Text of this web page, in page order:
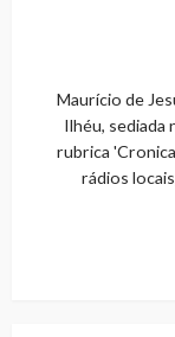
Maurício de
Ilhéu, sediada
rubrica
rádios